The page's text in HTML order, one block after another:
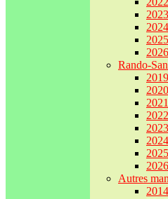
2023
2024
2025
2026
Rando-
2019
2020
2021
2022
2023
2024
2025
2026
Autres
2014